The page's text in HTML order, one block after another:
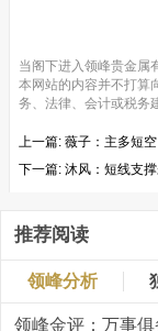
当阁下进入领峰贵金属
本网站的内容并不打算
务、法律、会计或税务
上一篇: 薇子：主多短空
下一篇: 沐风：短线支
推荐阅读
领峰分析